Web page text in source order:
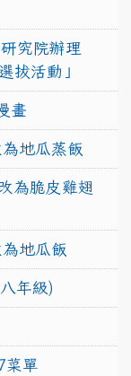
究院辦理
拔活動」
畫
地瓜蒸飯
為脆皮雞翅
地瓜飯
年級)
菜單